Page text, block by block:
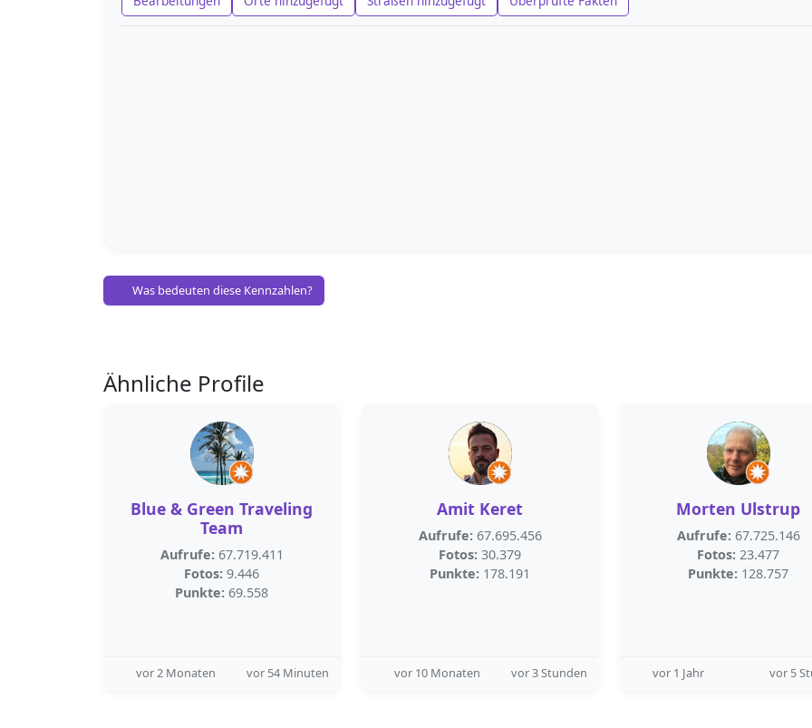
Was bedeuten diese Kennzahlen?
Ähnliche Profile
Blue & Green Traveling
Team
Aufrufe: 67.719.411
Fotos: 9.446
Punkte: 69.558
vor 2 Monaten vor 54 Minuten
Amit Keret
Aufrufe: 67.695.456
Fotos: 30.379
Punkte: 178.191
vor 10 Monaten vor 3 Stunden
Morten Ulstrup
Aufrufe: 67.725.146
Fotos: 23.477
Punkte: 128.757
vor 1 Jahr vor 5